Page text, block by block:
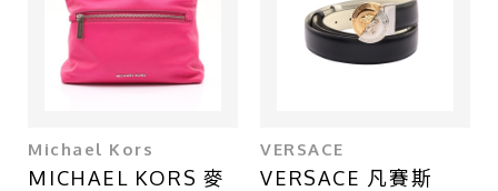
Michael Kors
MICHAEL KORS 麥
VERSACE
VERSACE 凡賽斯